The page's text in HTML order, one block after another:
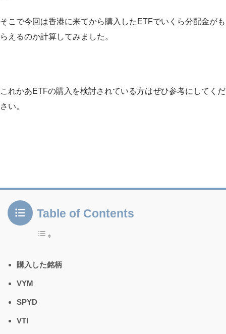
そこで今回は香港に来てから購入したETFでいくら分配金がも
らえるのか計算してみました。
これかあETFの購入を検討されている方はぜひ参考にしてくだ
さい。
Table of Contents
購入した銘柄
VYM
SPYD
VTI